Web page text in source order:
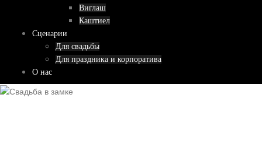
Виглаш
Каштиел
Сценарии
Для свадьбы
Для праздника и корпоратива
О нас